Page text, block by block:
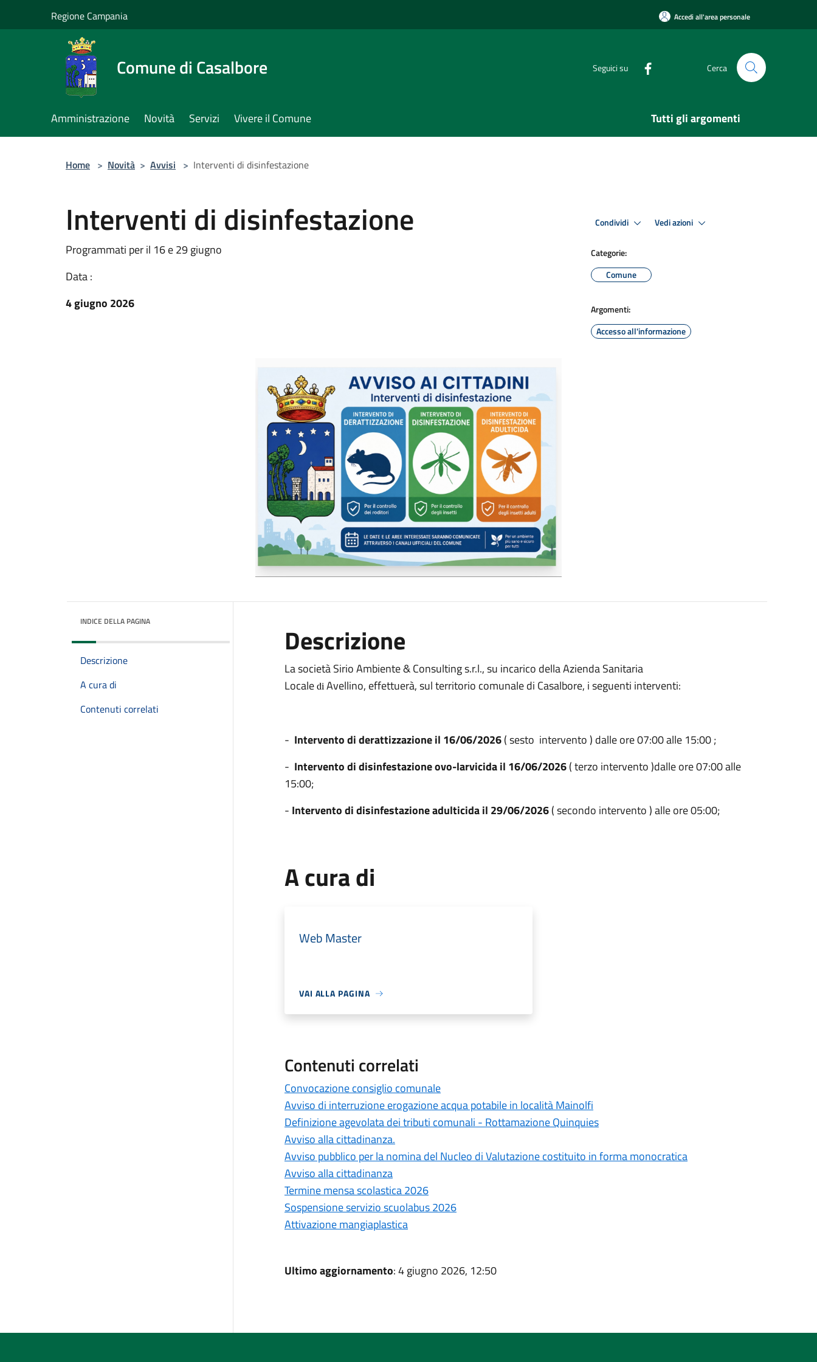
Regione Campania Accedi all'area personale
Comune di Casalbore Seguici su Cerca
Amministrazione Novità Servizi Vivere il Comune Tutti gli argomenti
Home > Novità > Avvisi > Interventi di disinfestazione
Interventi di disinfestazione
Programmati per il 16 e 29 giugno
Data :
4 giugno 2026
Condividi Vedi azioni
Categorie:
Comune
Argomenti:
Accesso all'informazione
INDICE DELLA PAGINA
Descrizione
A cura di
Contenuti correlati
Descrizione
La società Sirio Ambiente & Consulting s.r.l., su incarico della Azienda Sanitaria
Localedi Avellino, effettuerà, sul territorio comunale di Casalbore, i seguenti interventi:
- Intervento di derattizzazione il 16/06/2026( sesto intervento ) dalle ore 07:00 alle 15:00 ;
- Intervento di disinfestazione ovo-larvicida il 16/06/2026( terzo intervento )dalle ore 07:00 alle
15:00;
- Intervento di disinfestazione adulticida il 29/06/2026( secondo intervento ) alle ore 05:00;
A cura di
Web Master
VAI ALLA PAGINA
Contenuti correlati
Convocazione consiglio comunale
Avviso di interruzione erogazione acqua potabile in località Mainolfi
Definizione agevolata dei tributi comunali - Rottamazione Quinquies
Avviso alla cittadinanza.
Avviso pubblico per la nomina del Nucleo di Valutazione costituito in forma monocratica
Avviso alla cittadinanza
Termine mensa scolastica 2026
Sospensione servizio scuolabus 2026
Attivazione mangiaplastica
Ultimo aggiornamento: 4 giugno 2026, 12:50